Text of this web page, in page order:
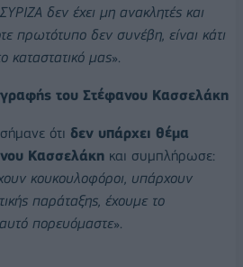
δεν έχει μη ανακλητές και
πρωτότυπο δεν συνέβη, είναι κάτι
καταστατικό μας».
του Στέφανου Κασσελάκη
ότι δεν υπάρχει θέμα
Κασσελάκη και συμπλήρωσε:
κουκουλοφόροι, υπάρχουν
παράταξης, έχουμε το
πορευόμαστε».